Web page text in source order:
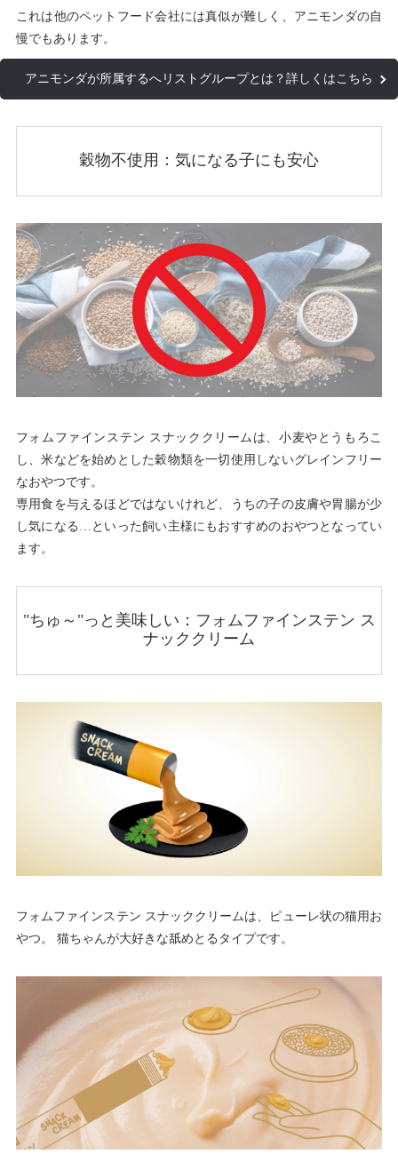
これは他のペットフード会社には真似が難しく、アニモンダの自
慢でもあります。
アニモンダが所属するへリストグループとは？詳しくはこちら
穀物不使用：気になる子にも安心
フォムファインステン スナッククリームは、小麦やとうもろこ
し、米などを始めとした穀物類を一切使用しないグレインフリー
なおやつです。
専用食を与えるほどではないけれど、うちの子の皮膚や胃腸が少
し気になる…といった飼い主様にもおすすめのおやつとなってい
ます。
"ちゅ～"っと美味しい：フォムファインステン ス
ナッククリーム
フォムファインステン スナッククリームは、ピューレ状の猫用お
やつ。 猫ちゃんが大好きな舐めとるタイプです。